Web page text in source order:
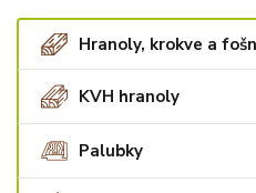
Hranoly, krokve a
KVH hranoly
Palubky